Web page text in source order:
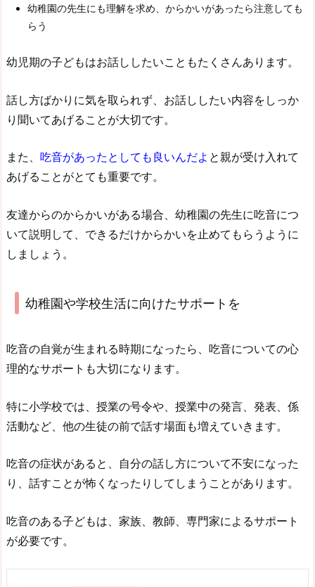
幼稚園の先生にも理解を求め、からかいがあったら注意しても
らう
幼児期の子どもはお話ししたいこともたくさんあります。
話し方ばかりに気を取られず、お話ししたい内容をしっか
り聞いてあげることが大切です。
また、 吃音があったとしても良いんだよ と親が受け入れて
あげることがとても重要です。
友達からのからかいがある場合、幼稚園の先生に吃音につ
いて説明して、できるだけからかいを止めてもらうように
しましょう。
幼稚園や学校生活に向けたサポートを
吃音の自覚が生まれる時期になったら、吃音についての心
理的なサポートも大切になります。
特に小学校では、授業の号令や、授業中の発言、発表、係
活動など、他の生徒の前で話す場面も増えていきます。
吃音の症状があると、自分の話し方について不安になった
り、話すことが怖くなったりしてしまうことがあります。
吃音のある子どもは、家族、教師、専門家によるサポート
が必要です。